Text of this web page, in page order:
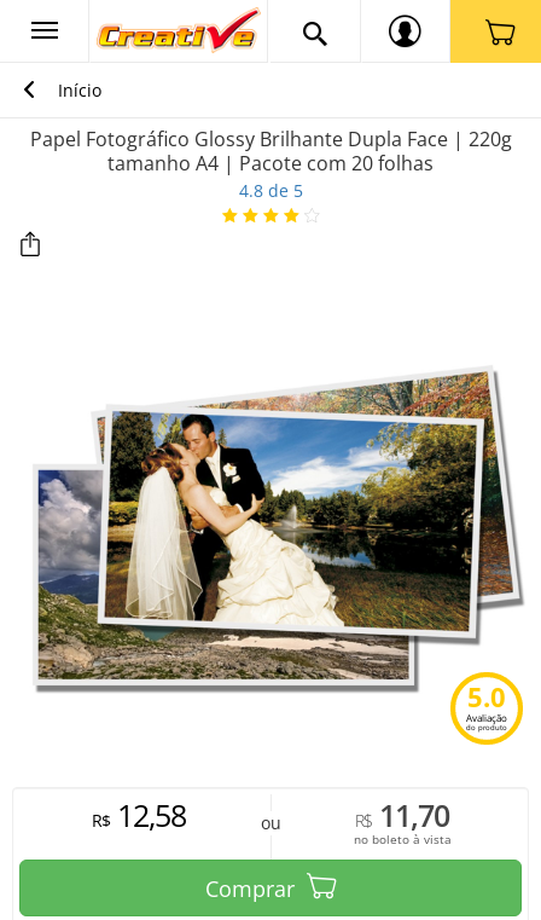
Início
Papel Fotográfico Glossy Brilhante Dupla Face | 220g
tamanho A4 | Pacote com 20 folhas
4.8 de 5
5.0
Avaliação
do produto
R$12,58 ou R$11,70
no boleto à vista
Comprar